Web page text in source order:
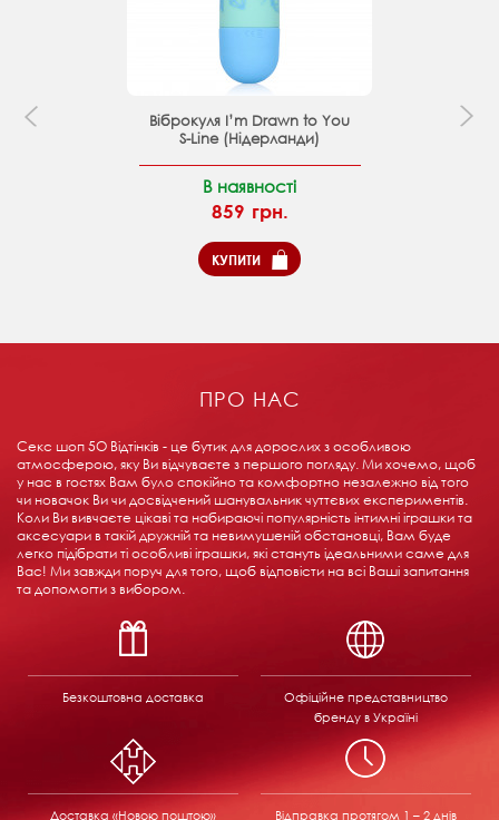
Віброкуля I’m Drawn to You
S-Line (Нідерланди)
В наявності
859 грн.
КУПИТИ
ПРО НАС
Секс шоп 5О Відтінків - це бутик для дорослих з особливою
атмосферою, яку Ви відчуваєте з першого погляду. Ми хочемо, щоб
у нас в гостях Вам було спокійно та комфортно незалежно від того
чи новачок Ви чи досвідчений шанувальник чуттєвих експериментів.
Коли Ви вивчаєте цікаві та набираючі популярність інтимні іграшки та
аксесуари в такій дружній та невимушеній обстановці, Вам буде
легко підібрати ті особливі іграшки, які стануть ідеальними саме для
Вас! Ми завжди поруч для того, щоб відповісти на всі Ваші запитання
та допомогти з вибором.
Безкоштовна доставка
Офіційне представництво
бренду в Україні
Доставка «Новою поштою» Відправка протягом 1 – 2 днів